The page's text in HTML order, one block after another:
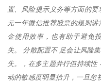
置、风险提示义务等方面的
元一年微信推荐股票的规则
金使用效率，也有助于避免
失。 分散配置不 足会让风险
失。，在多主题并行但持续
动的敏感度明显抬升，一旦忽